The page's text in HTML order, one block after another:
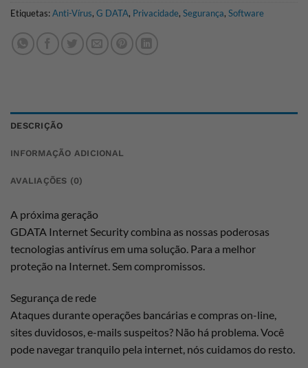
Etiquetas:Anti-Vírus, G DATA, Privacidade, Segurança, Software
DESCRIÇÃO
INFORMAÇÃO ADICIONAL
AVALIAÇÕES (0)
A próxima geração
GDATA Internet Security combina as nossas poderosas
tecnologias antivírus em uma solução. Para a melhor
proteção na Internet. Sem compromissos.
Segurança de rede
Ataques durante operações bancárias e compras on-line,
sites duvidosos, e-mails suspeitos? Não há problema. Você
pode navegar tranquilo pela internet, nós cuidamos do resto.